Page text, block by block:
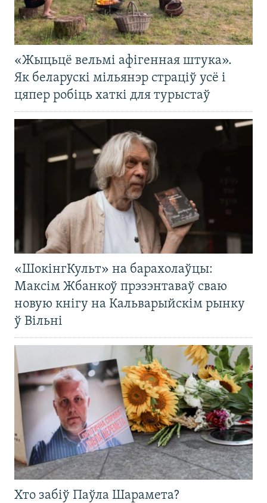
«Жыцьцё вельмі афігенная штука».
Як беларускі мільянэр страціў усё і
цяпер робіць хаткі для турыстаў
«ШокінгКульт» на барахолаўцы:
Максім Жбанкоў прэзэнтаваў сваю
новую кнігу на Кальварыйскім рынку
ў Вільні
Хто забіў Паўла Шарамета?